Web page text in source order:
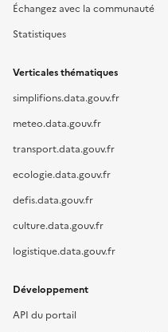
Échangez avec la communauté
Statistiques
Verticales thématiques
simplifions.data.gouv.fr
meteo.data.gouv.fr
transport.data.gouv.fr
ecologie.data.gouv.fr
defis.data.gouv.fr
culture.data.gouv.fr
logistique.data.gouv.fr
Développement
API du portail